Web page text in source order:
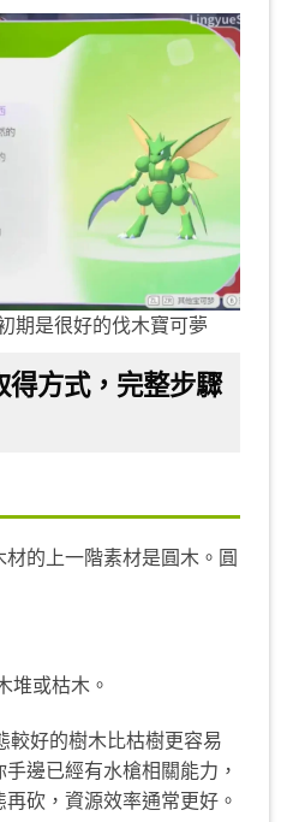
期是很好的伐木寶可夢
方式，完整步驟
的上一階素材是圓木。圓
堆或枯木。
較好的樹木比枯樹更容易
邊已經有水槍相關能力，
砍，資源效率通常更好。